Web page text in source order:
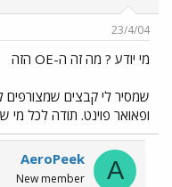
ש
א
ר
23/4/04
מי יודע ? מה זה ה-OE הזה
שמסיר לי קבצים שמצורפים
ופאואר פוינט. תודה לכל מי
A
AeroPeek
New member